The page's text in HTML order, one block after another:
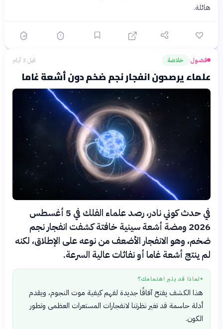
هائلة.
فضول› خلاصة قبل 3 أيام
علماء يرصدون انفجار نجم ضخم دون أشعة غاما
في حدث كوني نادر، رصد علماء الفلك في 5 أغسطس
2026 ومضة أشعة سينية خافتة كشفت انفجار نجم
ضخم، وهو الانفجار الأضعف من نوعه على الإطلاق، لكنه
لم ينتج أشعة غاما أو نفاثات عالية السرعة.
● لماذا قد يثير اهتمامك؟
هذا الكشف يفتح آفاقًا جديدة لفهم كيفية موت النجوم، ويقدم
أدلة حاسمة قد تغير نظرتنا لانفجارات المستعرات العظمى وتطور
الكون.